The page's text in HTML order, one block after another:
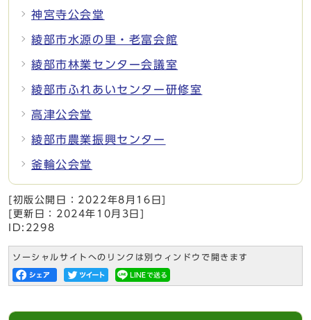
神宮寺公会堂
綾部市水源の里・老富会館
綾部市林業センター会議室
綾部市ふれあいセンター研修室
高津公会堂
綾部市農業振興センター
釜輪公会堂
[初版公開日： 2022年8月16日
[更新日： 2024年10月3日
ID:2298
ソーシャルサイトへのリンクは別ウィンドウで開きます